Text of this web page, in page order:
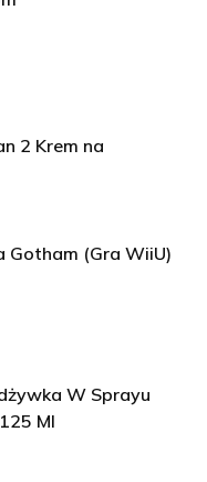
2 Krem na
Gotham (Gra WiiU)
W Sprayu
Ml